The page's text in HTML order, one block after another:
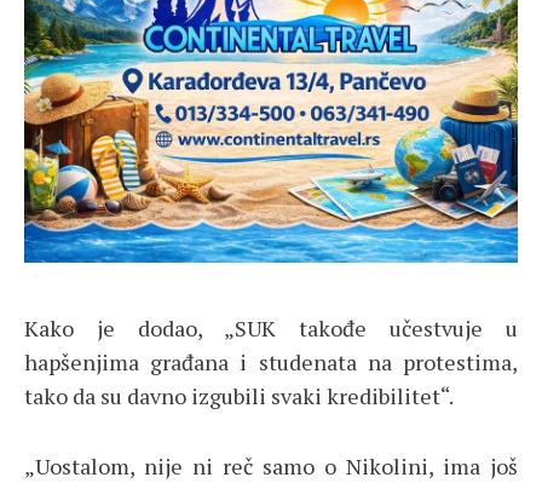
Kako je dodao, „SUK takođe učestvuje u
hapšenjima građana i studenata na protestima,
tako da su davno izgubili svaki kredibilitet“.
„Uostalom, nije ni reč samo o Nikolini, ima još